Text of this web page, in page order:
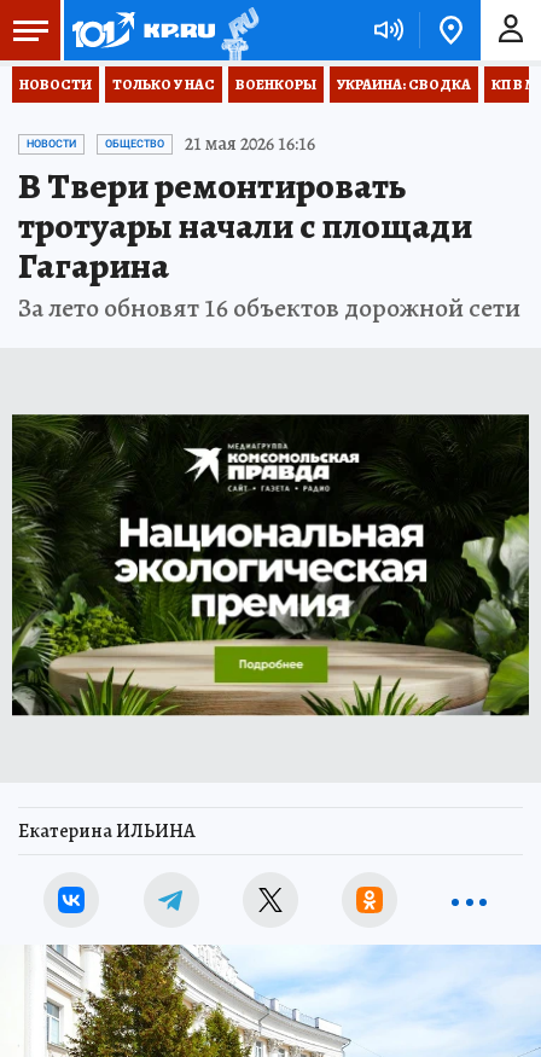
НОВОСТИ ТОЛЬКО У НАС ВОЕНКОРЫ УКРАИНА: СВОДКА КП В
НОВОСТИ ОБЩЕСТВО 21 мая 2026 16:16
В Твери ремонтировать
тротуары начали с площади
Гагарина
За лето обновят 16 объектов дорожной сети
Екатерина ИЛЬИНА